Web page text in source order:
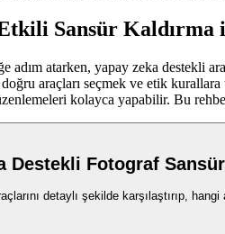
Sansür Kaldırma
adım atarken, yapay zeka destekli
araçları seçmek ve etik
kolayca yapabilir. Bu
Destekli Fotograf
detaylı şekilde karşılaştırıp,